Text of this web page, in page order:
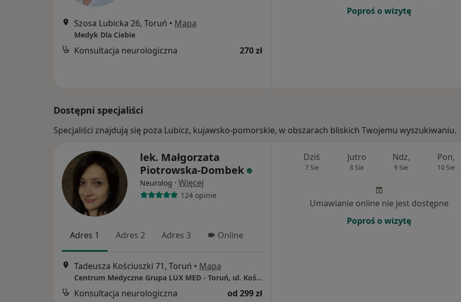
Szosa Lubicka 26, Toruń • Mapa
Medyk Dla Ciebie
Konsultacja neurologiczna 270 zł
Poproś o wizytę
Dostępni specjaliści
Specjaliści znajdują się poza Lubicz, kujawsko-pomorskie, w obszarach bliskich Twojemu wyszukiwaniu.
lek. Małgorzata
Piotrowska-Dombek
Neurolog · Więcej
124 opinie
Adres 1 Adres 2 Adres 3 Online
Tadeusza Kościuszki 71, Toruń • Mapa
Centrum Medyczne Grupa LUX MED - Toruń, ul. Kościuszki 71
Konsultacja neurologiczna od 299 zł
Dziś
7 Sie
Jutro
8 Sie
Ndz,
9 Sie
Pon,
10 Sie
Umawianie online nie jest dostępne
Poproś o wizytę